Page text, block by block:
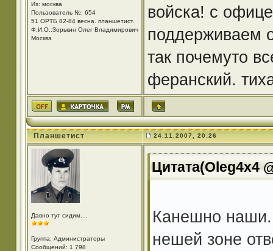
Из: москва
Пользователь №: 654
51 ОРТБ 82-84 весна. планшетист.
Ф.И.О.:Зорькин Олег Владимирович
Москва
войска! с
поддерживаем
так почемуто
феранский.
Планшетист 24.11.2007, 20:26
Давно тут сидим....
Группа: Администраторы
Сообщений: 1 798
Цитата(Oleg4x4
Канешно наши.
нешей зоне